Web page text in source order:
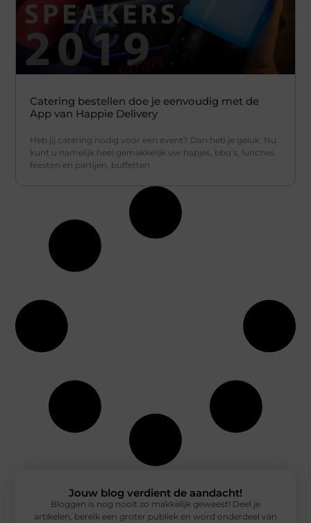
Catering bestellen doe je eenvoudig met de
App van Happie Delivery
Heb jij catering nodig voor een event? Dan heb je geluk. Nu
kunt u namelijk heel gemakkelijk uw hapjes, bbq’s, lunches
feesten en partijen, buffetten
Jouw blog verdient de aandacht!
Bloggen is nog nooit zo makkelijk geweest! Deel je
artikelen, bereik een groter publiek en word onderdeel van